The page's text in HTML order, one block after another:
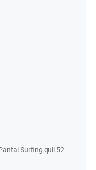
Surfing quil 52